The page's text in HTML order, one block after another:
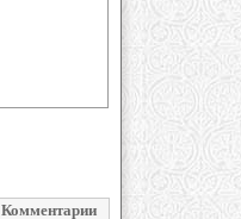
Комментарии